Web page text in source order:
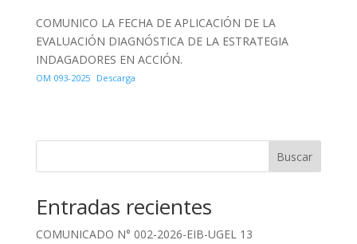
COMUNICO LA FECHA DE APLICACIÓN DE LA
EVALUACIÓN DIAGNÓSTICA DE LA ESTRATEGIA
INDAGADORES EN ACCIÓN.
OM 093-2025 Descarga
Buscar
Entradas recientes
COMUNICADO N° 002-2026-EIB-UGEL 13